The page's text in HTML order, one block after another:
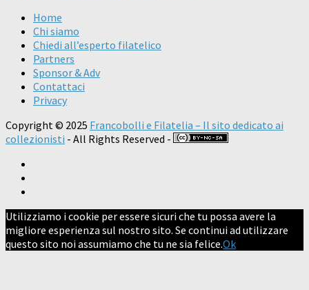
Home
Chi siamo
Chiedi all’esperto filatelico
Partners
Sponsor & Adv
Contattaci
Privacy
Copyright © 2025 Francobolli e Filatelia – Il sito dedicato ai
collezionisti - All Rights Reserved -
Utilizziamo i cookie per essere sicuri che tu possa avere la
migliore esperienza sul nostro sito. Se continui ad utilizzare
questo sito noi assumiamo che tu ne sia felice.Ok